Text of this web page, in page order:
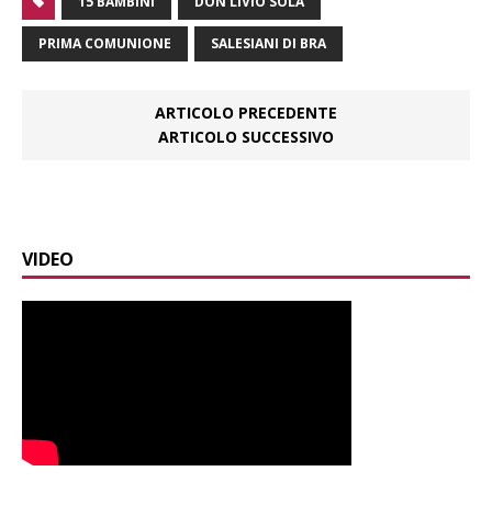
PRIMA COMUNIONE SALESIANI DI BRA
ARTICOLO PRECEDENTE
ARTICOLO SUCCESSIVO
VIDEO